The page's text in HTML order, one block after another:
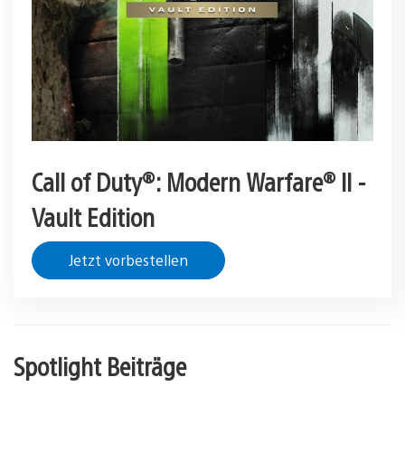
Call of Duty®: Modern Warfare® II -
Vault Edition
Jetzt vorbestellen
Spotlight Beiträge